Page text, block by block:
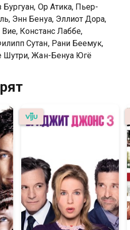
Ор Атика, Пьер-
Энн Бенуа, Эллиот Дора,
Констанс Лаббе,
Сутан, Рани Беемук,
Шутри, Жан-Бенуа Югё